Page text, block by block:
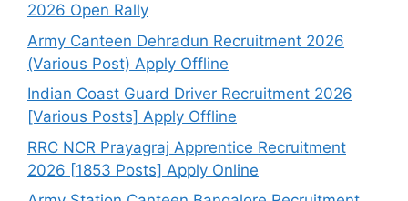
2026 Open Rally
Army Canteen Dehradun Recruitment 2026
(Various Post) Apply Offline
Indian Coast Guard Driver Recruitment 2026
[Various Posts] Apply Offline
RRC NCR Prayagraj Apprentice Recruitment
2026 [1853 Posts] Apply Online